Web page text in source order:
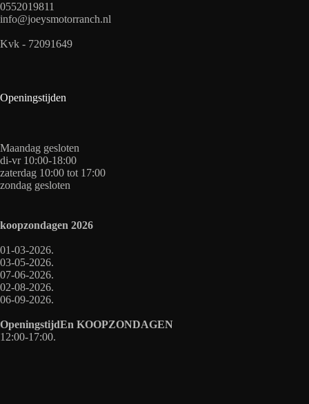
0552019811
info@joeysmotorranch.nl
Kvk - 72091649
Openingstijden
Maandag gesloten
di-vr 10:00-18:00
zaterdag 10:00 tot 17:00
zondag gesloten
koopzondagen 2026
01-03-2026.
03-05-2026.
07-06-2026.
02-08-2026.
06-09-2026.
OpeningstijdEn KOOPZONDAGEN
12:00-17:00.